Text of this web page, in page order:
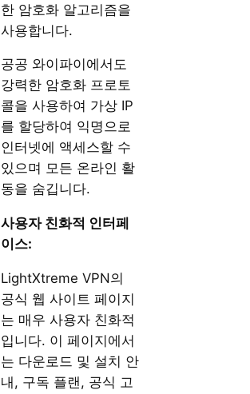
한 암호화 알고리즘을
사용합니다.
공공 와이파이에서도
강력한 암호화 프로토
콜을 사용하여 가상 IP
를 할당하여 익명으로
인터넷에 액세스할 수
있으며 모든 온라인 활
동을 숨깁니다.
사용자 친화적 인터페
이스:
LightXtreme VPN의
공식 웹 사이트 페이지
는 매우 사용자 친화적
입니다. 이 페이지에서
는 다운로드 및 설치 안
내, 구독 플랜, 공식 고